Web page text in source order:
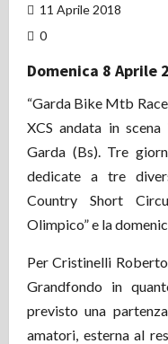
11 Aprile 2018
0
Domenica 8 Aprile
“Garda Bike Mtb
XCS andata in
Garda (Bs). Tre
dedicate a tre
Country Short
Olimpico” e la
Per Cristinelli
Grandfondo in
previsto una
amatori, esterna al